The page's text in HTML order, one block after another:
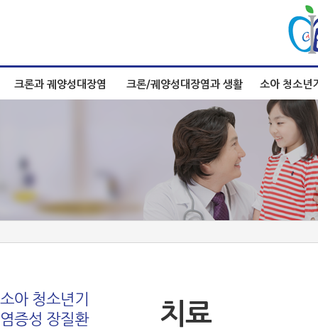
크론과 궤양성대장염 크론/궤양성대장염과 생활 소아 청소년
소아 청소년기
염증성 장질환
치료